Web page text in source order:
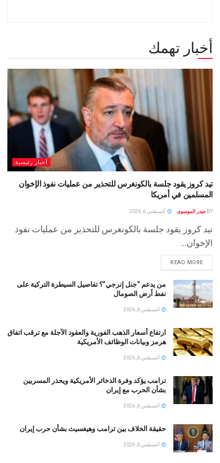
أخبار تهمك
أخبار رئيسية
تيد كروز يقود جلسة بالكونغرس للتحذير من عمليات نفوذ الإخوان
المسلمين في أمريكا
BY حيدر الموسوى أغسطس 6, 2026
تيد كروز يقود جلسة بالكونغرس للتحذير من عمليات نفوذ
الإخوان...
READ MORE
من يدعم “جنل إنرجي”؟ تفاصيل السيطرة التركية على
نفط أرض الصومال
أغسطس 6, 2026
ارتفاع أسعار الذهب الفورية والعقود الآجلة مع ترقب اتفاق
هرمز وبيانات الوظائف الأمريكية
أغسطس 6, 2026
ترامب يؤكد وفرة الذخائر الأمريكية ويحذر المسربين
بشأن الحرب مع إيران
أغسطس 6, 2026
حقيقة الخلاف بين ترامب وهيغسيث بشأن حرب إيران
أغسطس 6, 2026